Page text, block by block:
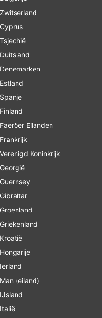
Zwitserland
Cyprus
Tsjechië
Duitsland
Denemarken
Estland
Spanje
Finland
Faeröer Eilanden
Frankrijk
Verenigd Koninkrijk
Georgië
Guernsey
Gibraltar
Groenland
Griekenland
Kroatië
Hongarije
Ierland
Man (eiland)
IJsland
Italië